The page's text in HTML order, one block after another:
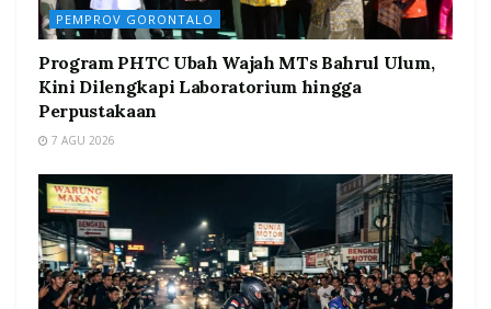
PEMPROV GORONTALO
Program PHTC Ubah Wajah MTs Bahrul Ulum,
Kini Dilengkapi Laboratorium hingga
Perpustakaan
7 AGU 2026